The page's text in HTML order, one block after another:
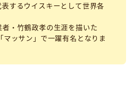
するウイスキーとして世界各
・竹鶴政孝の生涯を描いた
ッサン」で一躍有名となりま